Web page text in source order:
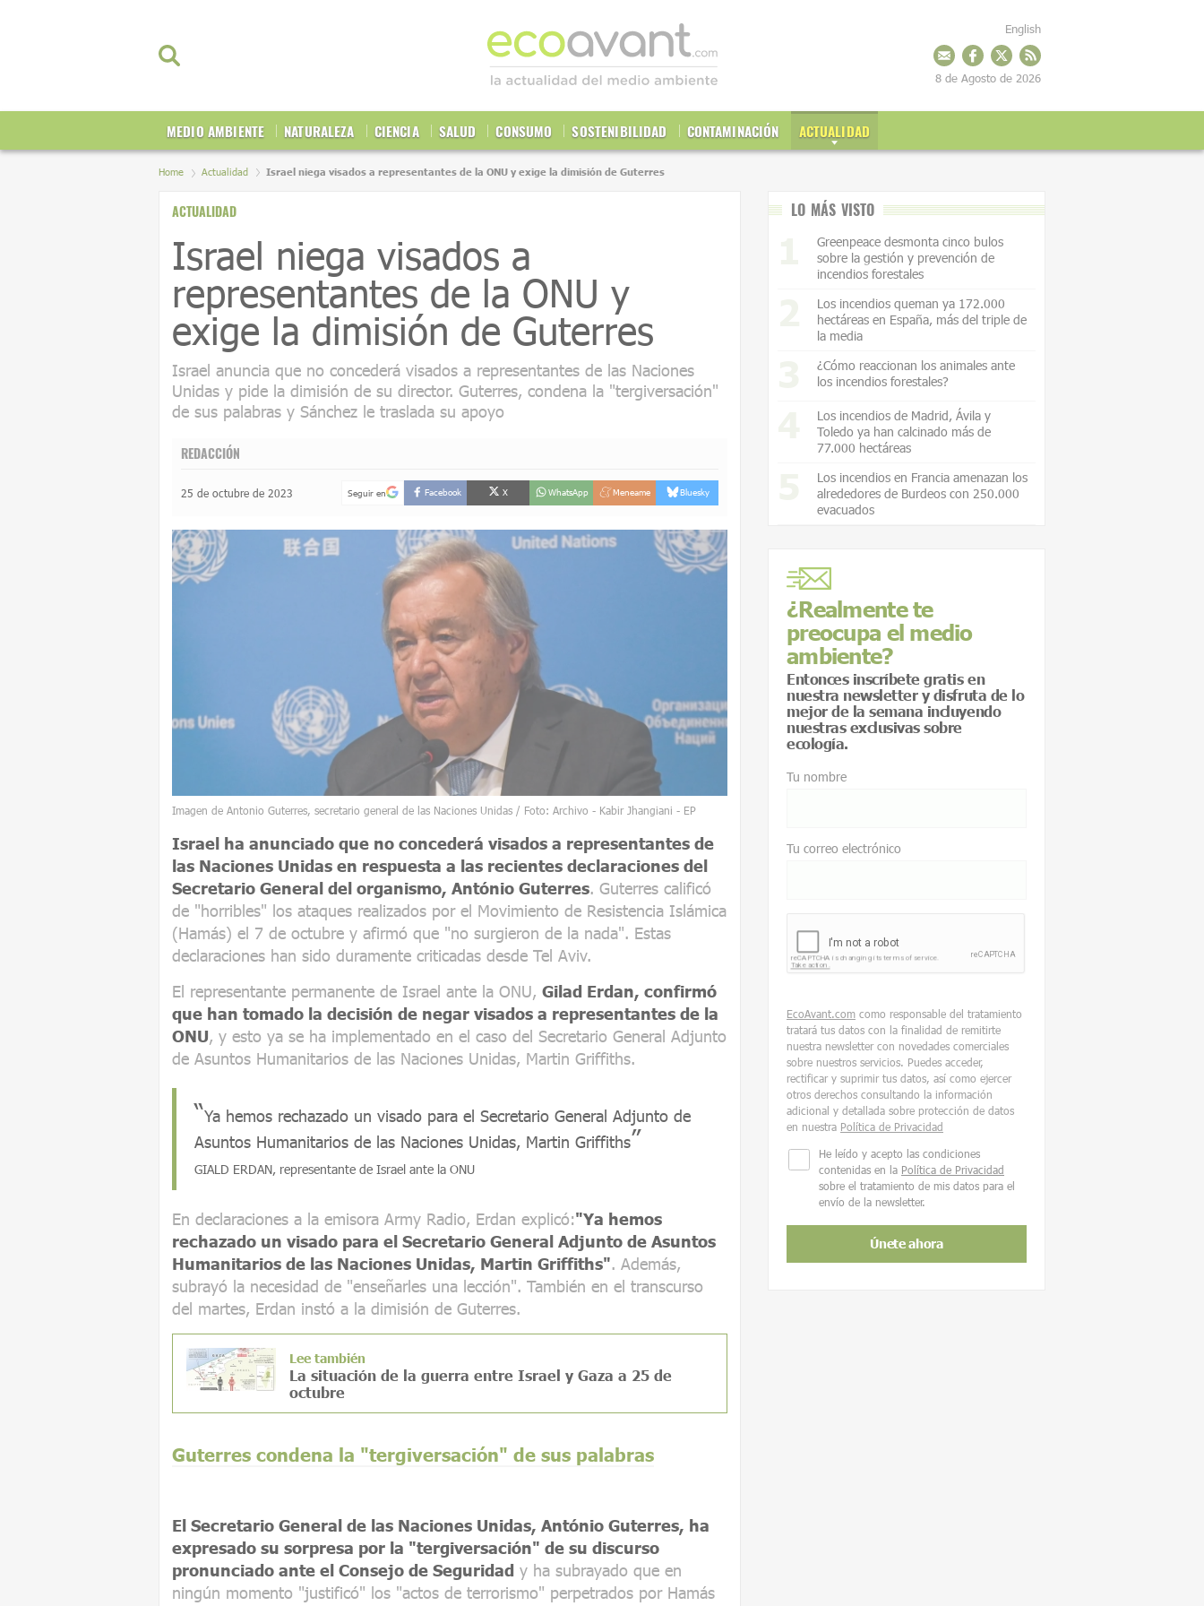
MEDIO AMBIENTE NATURALEZA CIENCIA SALUD CONSUMO SOSTENIBILIDAD CONTAMINACIÓN ACTUALIDAD
English
8 de Agosto de 2026
Home Actualidad Israel niega visados a representantes de la ONU y exige la dimisión de Guterres
ACTUALIDAD
Israel niega visados a
representantes de la ONU y
exige la dimisión de Guterres
Israel anuncia que no concederá visados a representantes de las Naciones
Unidas y pide la dimisión de su director. Guterres, condena la "tergiversación"
de sus palabras y Sánchez le traslada su apoyo
REDACCIÓN
25 de octubre de 2023 Seguir en Facebook X WhatsApp Meneame Bluesky
Imagen de Antonio Guterres, secretario general de las Naciones Unidas / Foto: Archivo - Kabir Jhangiani - EP
Israel ha anunciado que no concederá visados a representantes de
las Naciones Unidas en respuesta a las recientes declaraciones del
Secretario General del organismo, António Guterres. Guterres calificó
de "horribles" los ataques realizados por el Movimiento de Resistencia Islámica
(Hamás) el 7 de octubre y afirmó que "no surgieron de la nada". Estas
declaraciones han sido duramente criticadas desde Tel Aviv.
El representante permanente de Israel ante la ONU, Gilad Erdan, confirmó
que han tomado la decisión de negar visados a representantes de la
ONU, y esto ya se ha implementado en el caso del Secretario General Adjunto
de Asuntos Humanitarios de las Naciones Unidas, Martin Griffiths.
Ya hemos rechazado un visado para el Secretario General Adjunto de
Asuntos Humanitarios de las Naciones Unidas, Martin Griffiths
GIALD ERDAN, representante de Israel ante la ONU
En declaraciones a la emisora Army Radio, Erdan explicó:"Ya hemos
rechazado un visado para el Secretario General Adjunto de Asuntos
Humanitarios de las Naciones Unidas, Martin Griffiths". Además,
subrayó la necesidad de "enseñarles una lección". También en el transcurso
del martes, Erdan instó a la dimisión de Guterres.
Lee también
La situación de la guerra entre Israel y Gaza a 25 de
octubre
Guterres condena la "tergiversación" de sus palabras
El Secretario General de las Naciones Unidas, António Guterres, ha
expresado su sorpresa por la "tergiversación" de su discurso
pronunciado ante el Consejo de Seguridad y ha subrayado que en
ningún momento "justificó" los "actos de terrorismo" perpetrados por Hamás
LO MÁS VISTO
Greenpeace desmonta cinco bulos
sobre la gestión y prevención de
incendios forestales
Los incendios queman ya 172.000
hectáreas en España, más del triple de
la media
¿Cómo reaccionan los animales ante
los incendios forestales?
Los incendios de Madrid, Ávila y
Toledo ya han calcinado más de
77.000 hectáreas
Los incendios en Francia amenazan los
alrededores de Burdeos con 250.000
evacuados
¿Realmente te
preocupa el medio
ambiente?
Entonces inscríbete gratis en
nuestra newsletter y disfruta de lo
mejor de la semana incluyendo
nuestras exclusivas sobre
ecología.
Tu nombre
Tu correo electrónico
EcoAvant.com como responsable del tratamiento
tratará tus datos con la finalidad de remitirte
nuestra newsletter con novedades comerciales
sobre nuestros servicios. Puedes acceder,
rectificar y suprimir tus datos, así como ejercer
otros derechos consultando la información
adicional y detallada sobre protección de datos
en nuestra Política de Privacidad
He leído y acepto las condiciones
contenidas en la Política de Privacidad
sobre el tratamiento de mis datos para el
envío de la newsletter.